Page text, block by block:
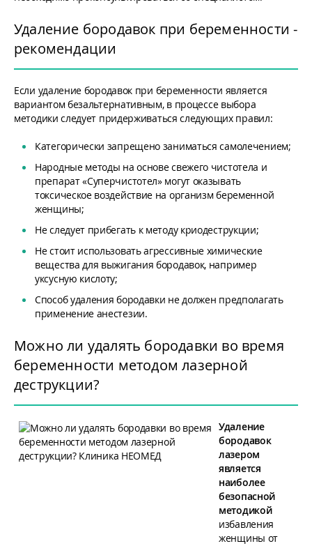
Удаление бородавок при беременности -
рекомендации
Если удаление бородавок при беременности является
вариантом безальтернативным, в процессе выбора
методики следует придерживаться следующих правил:
Категорически запрещено заниматься самолечением;
Народные методы на основе свежего чистотела и
препарат «Суперчистотел» могут оказывать
токсическое воздействие на организм беременной
женщины;
Не следует прибегать к методу криодеструкции;
Не стоит использовать агрессивные химические
вещества для выжигания бородавок, например
уксусную кислоту;
Способ удаления бородавки не должен предполагать
применение анестезии.
Можно ли удалять бородавки во время
беременности методом лазерной
деструкции?
Удаление
бородавок
лазером
является
наиболее
безопасной
методикой
избавления
женщины от